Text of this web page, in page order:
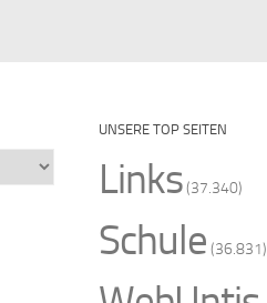
UNSERE TOP SEITEN
Links(37.340)
Schule (36.831)